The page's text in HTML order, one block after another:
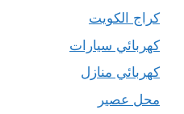
كراج الكويت
كهربائي سيارات
كهربائي منازل
محل عصير